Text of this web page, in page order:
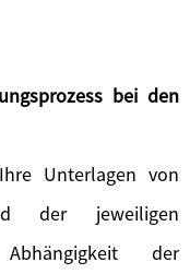
bei den
Unterlagen von
der jeweiligen
der